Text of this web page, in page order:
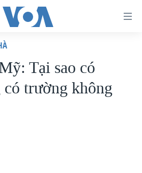
Tại sao có
trường không